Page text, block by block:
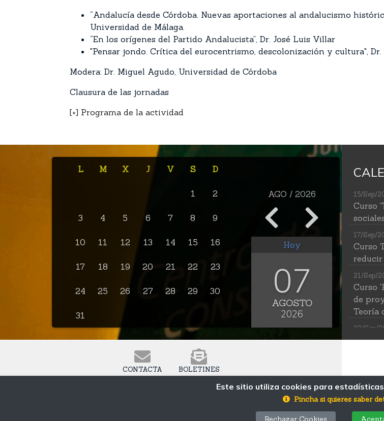
“Andalucía desde Córdoba. Nuevas aportaciones al andalucismo
Universidad de Málaga.
“En los orígenes del Partido Andalucista”, Dr. José Luis Villar
"Pensar jondo. Crítica del eurocentrismo, descolonización y cultura",
Modera: Dr. Miguel Agudo, Universidad de Córdoba
Clausura de las jornadas
[+] Programa de la actividad
L M X J V S D
1 2
3 4 5 6 7 8 9
10 11 12 13 14 15 16
17 18 19 20 21 22 23
24 25 26 27 28 29 30
31
AGO / 2026
Hoy
07
AGOSTO
2026
15/Sep/
Curso
17/Sep/
Curso
reducir
21/Sep/
Curso
de
Teoría
22/Sep/
Curso
datos'
19/Oct/
CONTACTA BOLETINES
MAPA WEB
© Fundación Pública
Este sitio utiliza cookies para
Pincha si quieres saber
Rechazar Cookies